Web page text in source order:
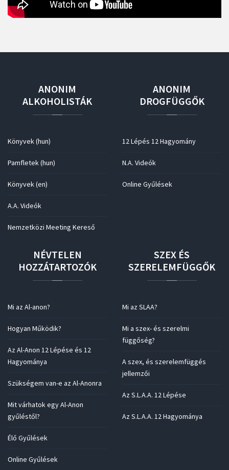
ANONIM
ALKOHOLISTÁK
Könyvek (hun)
Pamfletek (hun)
Könyvek (en)
A.A. Videók
Nemzetközi Meeting Kereső
ANONIM
DROGFÜGGŐK
12 Lépés 12 Hagyomány
N.A. Videók
Online Gyűlések
NÉVTELEN
HOZZÁTARTOZÓK
Mi az Al-anon?
Hogyan Működik?
Az Al-Anon 12 Lépése és 12
Hagyománya
Szükségem van-e az Al-Anonra
Mit várhatok egy Al-Anon
gyűléstől?
Élő Gyűlések
Online Gyűlések
SZEX ÉS
SZERELEMFÜGGŐK
Mi az SLAA?
Mi a szex- és szerelmi
függőség?
A szex, és szerelemfüggés
jellemzői
Az S.L.A.A. 12 Lépése
Az S.L.A.A. 12 Hagyománya